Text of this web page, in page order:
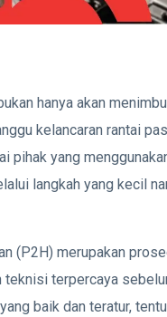
hanya akan
kelancaran rantai
yang
langkah yang kecil
(P2H) merupakan
terpercaya
baik dan teratur,